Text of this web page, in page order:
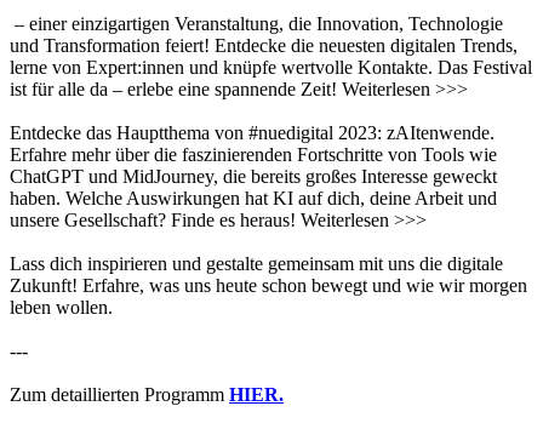
– einer einzigartigen Veranstaltung, die Innovation, Technologie
und Transformation feiert! Entdecke die neuesten digitalen Trends,
lerne von Expert:innen und knüpfe wertvolle Kontakte. Das Festival
ist für alle da – erlebe eine spannende Zeit! Weiterlesen >>>
Entdecke das Hauptthema von #nuedigital 2023: zAItenwende.
Erfahre mehr über die faszinierenden Fortschritte von Tools wie
ChatGPT und MidJourney, die bereits großes Interesse geweckt
haben. Welche Auswirkungen hat KI auf dich, deine Arbeit und
unsere Gesellschaft? Finde es heraus! Weiterlesen >>>
Lass dich inspirieren und gestalte gemeinsam mit uns die digitale
Zukunft! Erfahre, was uns heute schon bewegt und wie wir morgen
leben wollen.
---
Zum detaillierten Programm HIER.